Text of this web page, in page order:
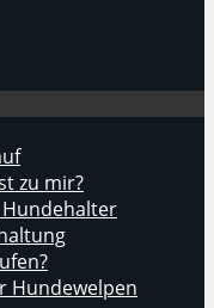
zu mir?
Hundewelpen